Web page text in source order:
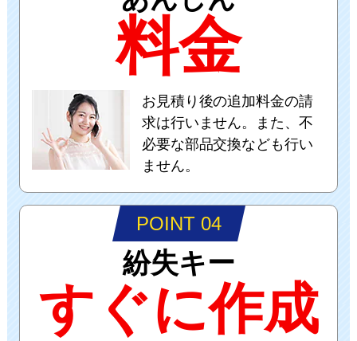
料金
お見積り後の追加料金の請
求は行いません。また、不
必要な部品交換なども行い
ません。
POINT 04
紛失キー
すぐに作成